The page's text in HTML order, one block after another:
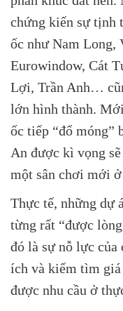
chứng kiến sự tịnh
ốc như Nam Long,
Eurowindow, Cát
Lợi, Trần Anh…
lớn hình thành.
ốc tiếp “đổ móng”
An được kì vọng sẽ
một sân chơi mới
Thực tế, những dự
từng rất “được
đó là sự nỗ lực của
ích và kiếm tìm
được nhu cầu ở